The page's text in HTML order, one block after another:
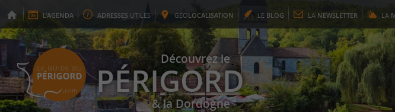
L'AGENDA ADRESSES UTILES GEOLOCALISATION LE BLOG LA NEWSLETTER LA
Découvrez le
PÉRIGORD
& la Dordogne